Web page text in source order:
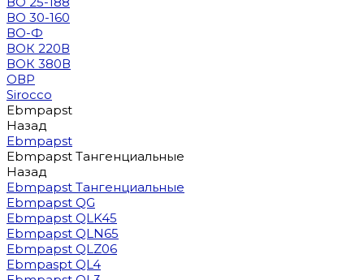
ВО 30-160
ВО-Ф
ВОК 220В
ВОК 380В
ОВР
Sirocco
Ebmpapst
Назад
Ebmpapst
Ebmpapst Тангенциальные
Назад
Ebmpapst Тангенциальные
Ebmpapst QG
Ebmpapst QLK45
Ebmpapst QLN65
Ebmpapst QLZ06
Ebmpaspt QL4